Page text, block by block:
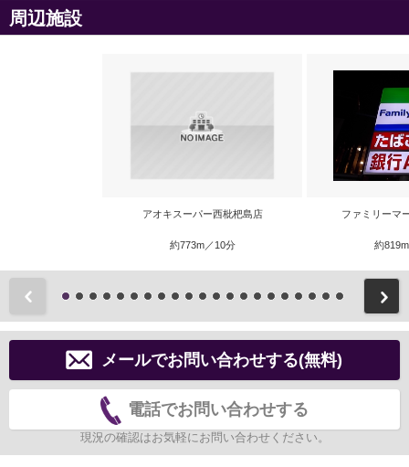
周辺施設
アオキスーパー西枇杷島店
約773m／10分
ファミリーマ
約
前
メールでお問い合わせする(無料)
電話でお問い合わせする
現況の確認はお気軽にお問い合わせください。